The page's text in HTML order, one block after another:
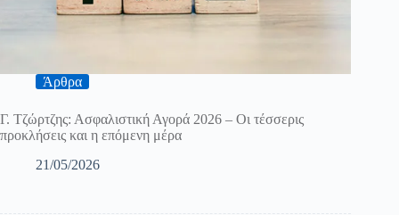
Άρθρα
Γ. Τζώρτζης: Ασφαλιστική Αγορά 2026 – Οι τέσσερις
προκλήσεις και η επόμενη μέρα
21/05/2026